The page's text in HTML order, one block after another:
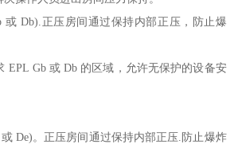
或 Db).正压房间通过保持内部正压，防止爆
EPL Gb 或 Db 的区域，允许无保护的设备安
De)。正压房间通过保持内部正压.防止爆炸